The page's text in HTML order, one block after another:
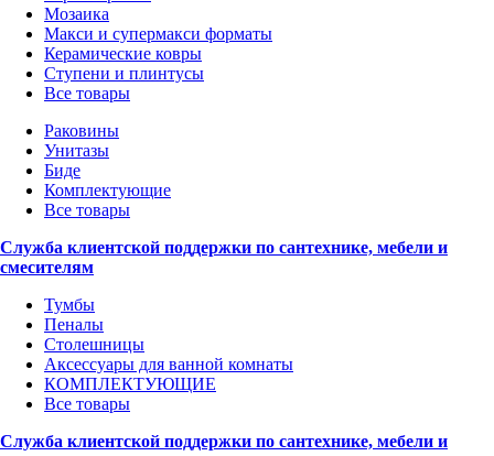
Мозаика
Макси и супермакси форматы
Керамические ковры
Ступени и плинтусы
Все товары
Раковины
Унитазы
Биде
Комплектующие
Все товары
Служба клиентской поддержки по сантехнике, мебели и
смесителям
Тумбы
Пеналы
Столешницы
Аксессуары для ванной комнаты
КОМПЛЕКТУЮЩИЕ
Все товары
Служба клиентской поддержки по сантехнике, мебели и